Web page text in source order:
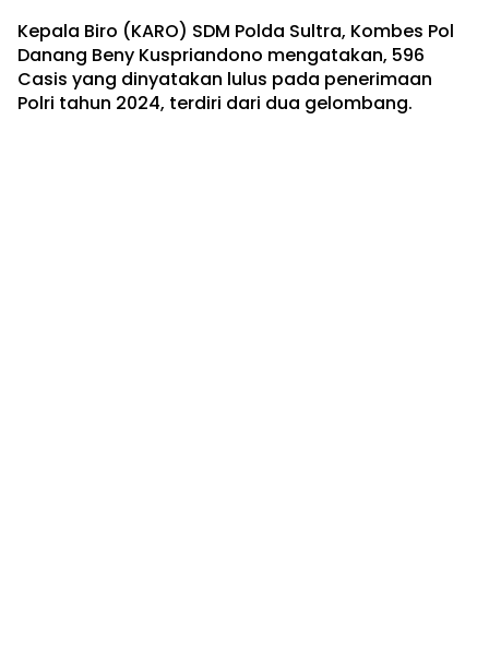
Kepala Biro (KARO) SDM Polda Sultra, Kombes Pol
Danang Beny Kuspriandono mengatakan, 596
Casis yang dinyatakan lulus pada penerimaan
Polri tahun 2024, terdiri dari dua gelombang.